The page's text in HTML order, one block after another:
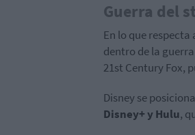
Guerra del
En lo que respecta
dentro de la
21st Century Fox,
Disney se
Disney+ y Hulu,